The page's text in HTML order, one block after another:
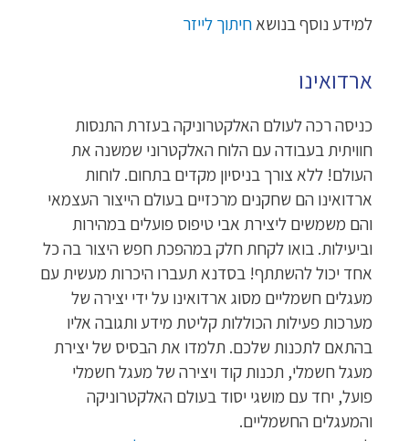
למידע נוסף בנושאחיתוך לייזר
ארדואינו
כניסה רכה לעולם האלקטרוניקה בעזרת התנסות
חוויתית בעבודה עם הלוח האלקטרוני שמשנה את
העולם! ללא צורך בניסיון מקדים בתחום. לוחות
ארדואינו הם שחקנים מרכזיים בעולם הייצור העצמאי
והם משמשים ליצירת אבי טיפוס פועלים במהירות
וביעילות. בואו לקחת חלק במהפכת חפש היצור בה כל
אחד יכול להשתתף! בסדנא תעברו היכרות מעשית עם
מעגלים חשמליים מסוג ארדואינו על ידי יצירה של
מערכות פעילות הכוללות קליטת מידע ותגובה אליו
בהתאם לתכנות שלכם. תלמדו את הבסיס של יצירת
מעגל חשמלי, תכנות קוד ויצירה של מעגל חשמלי
פועל, יחד עם מושגי יסוד בעולם האלקטרוניקה
והמעגלים החשמליים.